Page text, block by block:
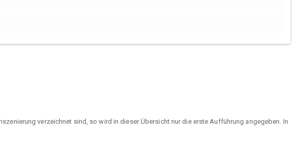
verzeichnet sind, so wird in dieser Übersicht nur die erste Aufführung angegeben. In